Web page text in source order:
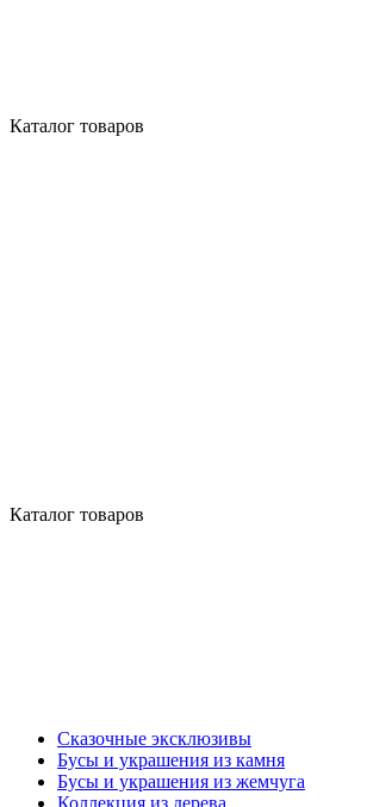
Каталог товаров
Каталог товаров
Сказочные эксклюзивы
Бусы и украшения из камня
Бусы и украшения из жемчуга
Коллекция из дерева